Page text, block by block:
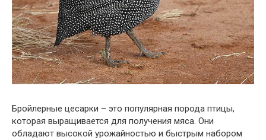
Бройлерные цесарки – это популярная порода птицы,
которая выращивается для получения мяса. Они
обладают высокой урожайностью и быстрым набором